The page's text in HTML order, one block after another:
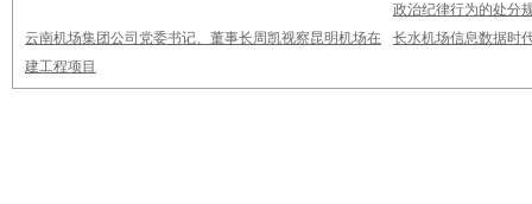
政治纪律行为的处分
云南机场集团公司党委书记、董事长周凯视察昆明机场在
建工程项目
长水机场信息数据时